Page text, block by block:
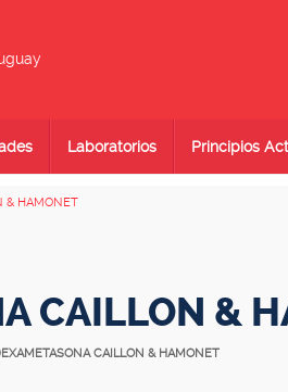
Laboratorios Principios
& HAMONET
CAILLON &
CAILLON & HAMONET